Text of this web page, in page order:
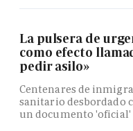
La pulsera de
como efecto
pedir asilo»
Centenares de
sanitario desbordado
un documento 'oficial'